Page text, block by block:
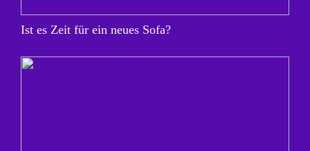
Ist es Zeit für ein neues Sofa?